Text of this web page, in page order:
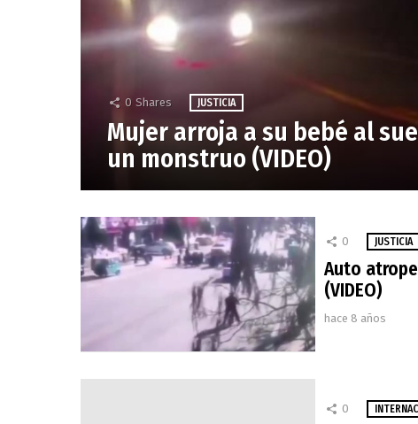
0 Shares JUSTICIA
Mujer arroja a su bebé al
un monstruo (VIDEO)
0 JUSTICIA
Auto
(VIDEO)
hace 8 años
0